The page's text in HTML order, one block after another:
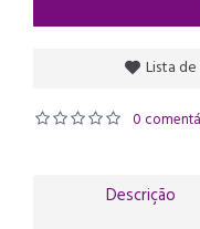
Lista
0
Descrição